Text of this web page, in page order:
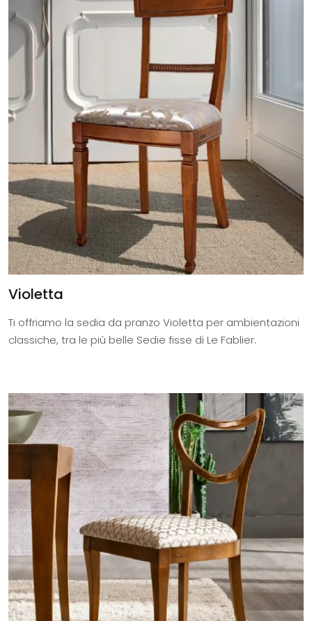
Violetta
Ti offriamo la sedia da pranzo Violetta per ambientazioni
classiche, tra le più belle Sedie fisse di Le Fablier.